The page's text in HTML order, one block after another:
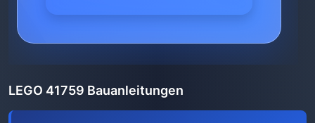
LEGO 41759 Bauanleitungen